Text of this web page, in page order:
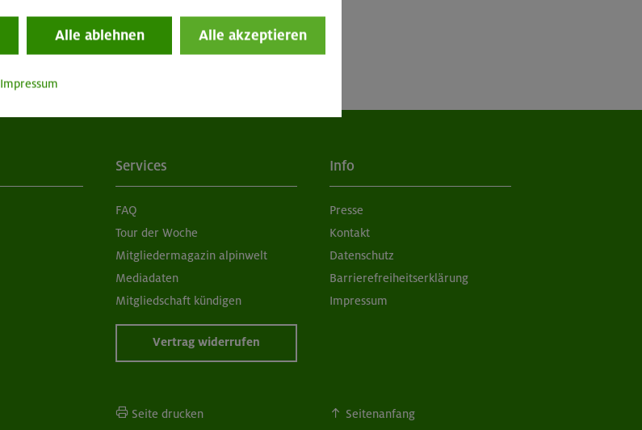
Services
FAQ
Tour der Woche
Mitgliedermagazin alpinwelt
Mediadaten
Mitgliedschaft kündigen
Vertrag widerrufen
Info
Presse
Kontakt
Datenschutz
Barrierefreiheitserklärung
Impressum
Seite drucken Seitenanfang
Alle ablehnen Alle akzeptieren
Impressum